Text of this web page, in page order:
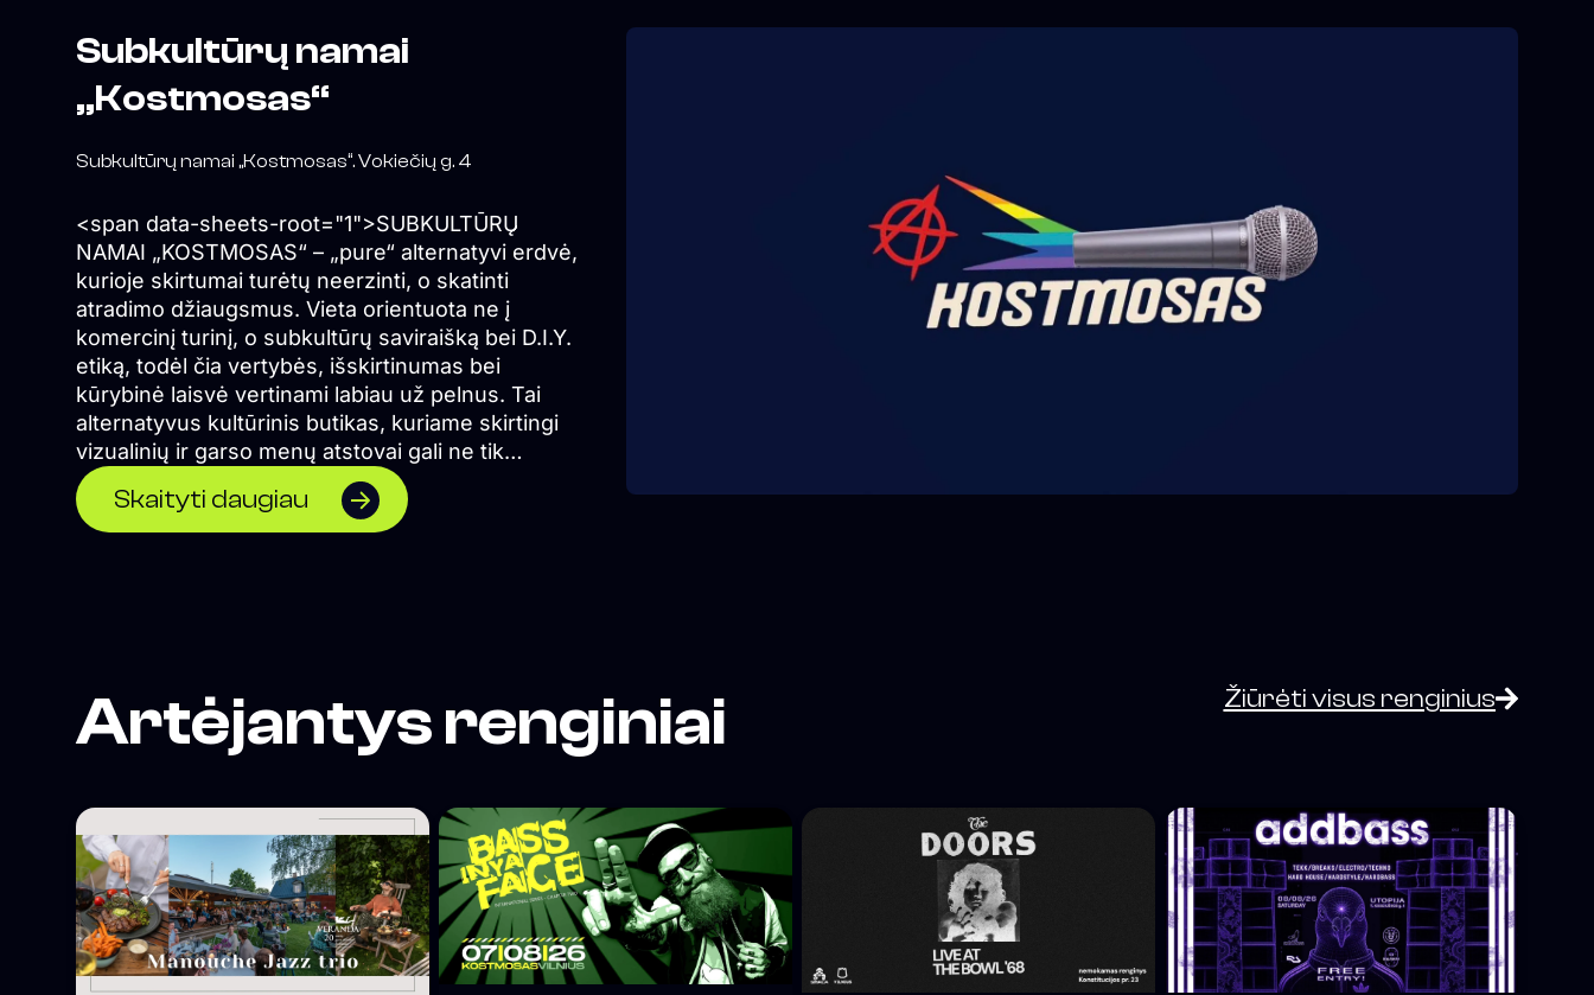
Subkultūrų namai
„Kostmosas“
Subkultūrų namai „Kostmosas“. Vokiečių g. 4
<span data-sheets-root="1">SUBKULTŪRŲ
NAMAI „KOSTMOSAS“ – „pure“ alternatyvi erdvė,
kurioje skirtumai turėtų neerzinti, o skatinti
atradimo džiaugsmus. Vieta orientuota ne į
komercinį turinį, o subkultūrų saviraišką bei D.I.Y.
etiką, todėl čia vertybės, išskirtinumas bei
kūrybinė laisvė vertinami labiau už pelnus. Tai
alternatyvus kultūrinis butikas, kuriame skirtingi
vizualinių ir garso menų atstovai gali ne tik
pristatyti savo darbus, bet ir čia pat juos kurti.
</span> Formuojame erdvę, kurioje naktinė
kultūra suvokiama ne vien kaip pramoga, o labiau
kūrėjai. Siekiame, kad tuo, ką darome susidomėtų
tiksliniai žmonės, todėl vieta neturi aiškiai
auditorija bei D.I.Y. etika paremtu viešinimu „iš
lūpų į lūpas“. Vienas iš projekto tikslų – grąžinti
turinio viršenybę prieš vartojimą. Kitas tikslas –
suburti bendruomenę, kurios pagalba panašūs
nekomerciniai projektai būtų sugrąžinti ir įskiepyti į
Lietuvos regionus.
Skaityti daugiau
Artėjantys renginiai Žiūrėti visus renginius